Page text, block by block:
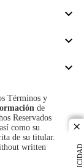
Términos y
de
Reservados
como su
de su titular.
written